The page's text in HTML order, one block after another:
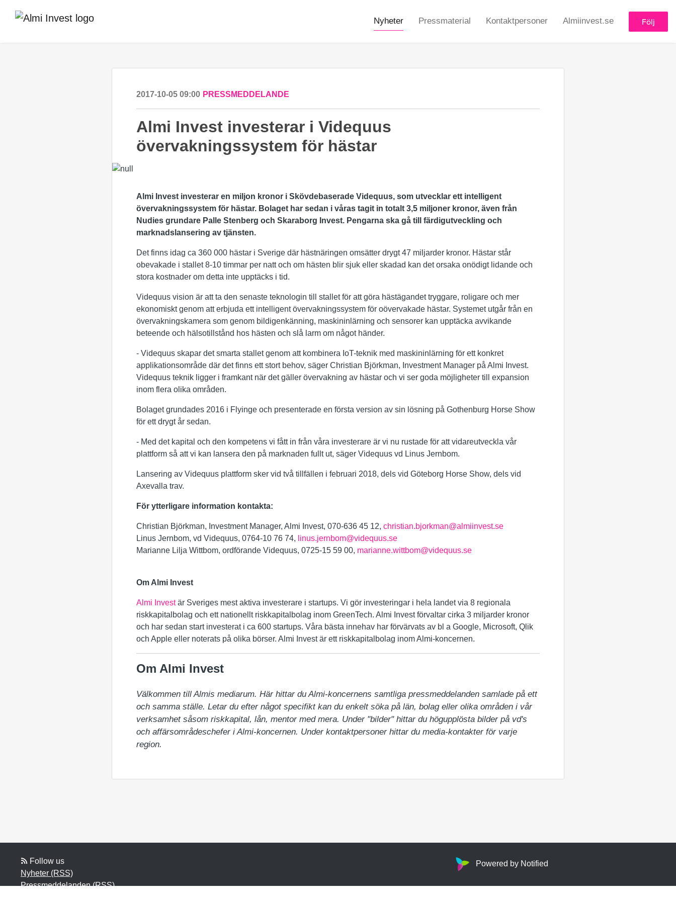
Nyheter Pressmaterial Kontaktpersoner Almiinvest.se Följ
2017-10-05 09:00 PRESSMEDDELANDE
Almi Invest investerar i Videquus
övervakningssystem för hästar
Almi Invest investerar en miljon kronor i Skövdebaserade Videquus, som utvecklar ett intelligent
övervakningssystem för hästar. Bolaget har sedan i våras tagit in totalt 3,5 miljoner kronor, även från
Nudies grundare Palle Stenberg och Skaraborg Invest. Pengarna ska gå till färdigutveckling och
marknadslansering av tjänsten.
Det finns idag ca 360 000 hästar i Sverige där hästnäringen omsätter drygt 47 miljarder kronor. Hästar står
obevakade i stallet 8-10 timmar per natt och om hästen blir sjuk eller skadad kan det orsaka onödigt lidande och
stora kostnader om detta inte upptäcks i tid.
Videquus vision är att ta den senaste teknologin till stallet för att göra hästägandet tryggare, roligare och mer
ekonomiskt genom att erbjuda ett intelligent övervakningssystem för oövervakade hästar. Systemet utgår från en
övervakningskamera som genom bildigenkänning, maskininlärning och sensorer kan upptäcka avvikande
beteende och hälsotillstånd hos hästen och slå larm om något händer.
- Videquus skapar det smarta stallet genom att kombinera IoT-teknik med maskininlärning för ett konkret
applikationsområde där det finns ett stort behov, säger Christian Björkman, Investment Manager på Almi Invest.
Videquus teknik ligger i framkant när det gäller övervakning av hästar och vi ser goda möjligheter till expansion
inom flera olika områden.
Bolaget grundades 2016 i Flyinge och presenterade en första version av sin lösning på Gothenburg Horse Show
för ett drygt år sedan.
- Med det kapital och den kompetens vi fått in från våra investerare är vi nu rustade för att vidareutveckla vår
plattform så att vi kan lansera den på marknaden fullt ut, säger Videquus vd Linus Jernbom.
Lansering av Videquus plattform sker vid två tillfällen i februari 2018, dels vid Göteborg Horse Show, dels vid
Axevalla trav.
För ytterligare information kontakta:
Christian Björkman, Investment Manager, Almi Invest, 070-636 45 12, christian.bjorkman@almiinvest.se
Linus Jernbom, vd Videquus, 0764-10 76 74, linus.jernbom@videquus.se
Marianne Lilja Wittbom, ordförande Videquus, 0725-15 59 00, marianne.wittbom@videquus.se
Om Almi Invest
Almi Investär Sveriges mest aktiva investerare i startups. Vi gör investeringar i hela landet via 8 regionala
riskkapitalbolag och ett nationellt riskkapitalbolag inom GreenTech. Almi Invest förvaltar cirka 3 miljarder kronor
och har sedan start investerat i ca 600 startups. Våra bästa innehav har förvärvats av bl a Google, Microsoft, Qlik
och Apple eller noterats på olika börser. Almi Invest är ett riskkapitalbolag inom Almi-koncernen.
Om Almi Invest
Välkommen till Almis mediarum. Här hittar du Almi-koncernens samtliga pressmeddelanden samlade på ett
och samma ställe. Letar du efter något specifikt kan du enkelt söka på län, bolag eller olika områden i vår
verksamhet såsom riskkapital, lån, mentor med mera. Under "bilder" hittar du högupplösta bilder på vd's
och affärsområdeschefer i Almi-koncernen. Under kontaktpersoner hittar du media-kontakter för varje
region.
Follow us
Nyheter (RSS)
Pressmeddelanden (RSS)
Powered by Notified